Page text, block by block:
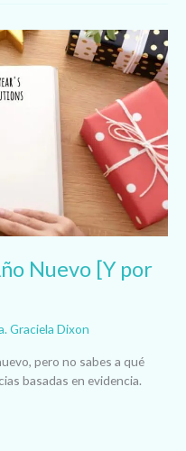
Nuevo [Y por
Graciela Dixon
pero no sabes a qué
basadas en evidencia.